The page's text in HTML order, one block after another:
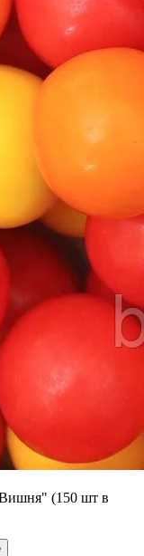
(150 шт в